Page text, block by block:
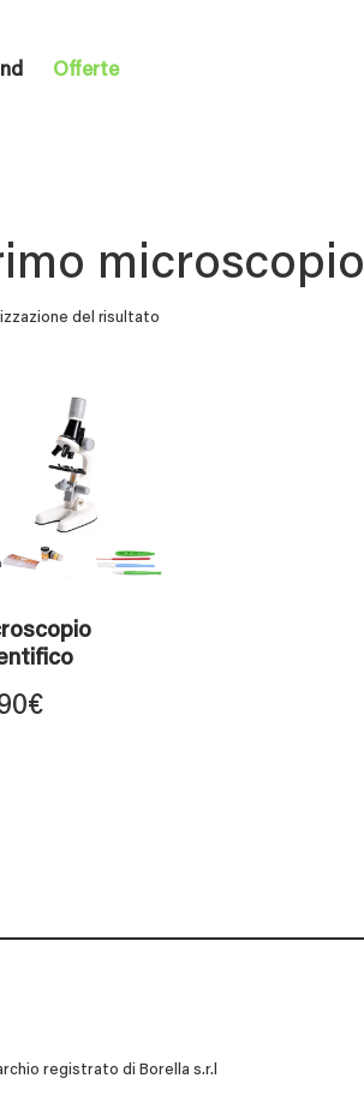
Offerte
microscopio
del risultato
€
registrato di Borella s.r.l